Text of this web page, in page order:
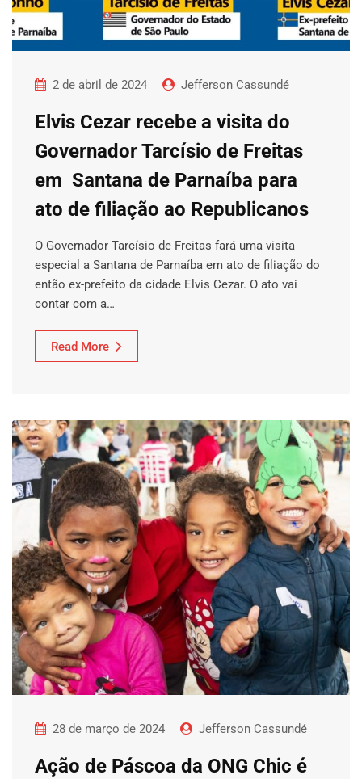
2 de abril de 2024 Jefferson Cassundé
Elvis Cezar recebe a visita do
Governador Tarcísio de Freitas
em Santana de Parnaíba para
ato de filiação ao Republicanos
O Governador Tarcísio de Freitas fará uma visita
especial a Santana de Parnaíba em ato de filiação do
então ex-prefeito da cidade Elvis Cezar. O ato vai
contar com a…
Read More
28 de março de 2024 Jefferson Cassundé
Ação de Páscoa da ONG Chic é